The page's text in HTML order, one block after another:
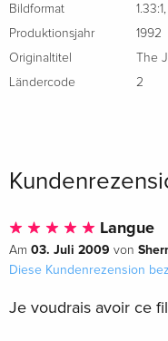
wurde. Nach
Familie und Motown
legendäre TV-Zweiteiler
Bildformat
1.33:1,
Produktionsjahr
1992
Originaltitel
The
Ländercode
2
Langue
Am 03. Juli 2009 von
Diese Kundenrezension
Je voudrais avoir ce